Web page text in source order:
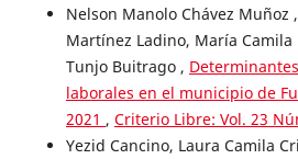
Nelson Manolo Chávez Muñoz
Martínez Ladino, María Camila
Tunjo Buitrago ,
laborales en el municipio de
2021 , Criterio Libre: Vol. 23
Yezid Cancino, Laura Camila